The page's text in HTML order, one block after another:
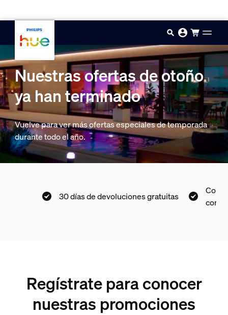
Nuestras ofertas de otoño
ya han terminado
Vuelve para ver más ofertas especiales de temporada
durante todo el año.
30 días de devoluciones gratuitas
con
Regístrate para conocer
nuestras promociones